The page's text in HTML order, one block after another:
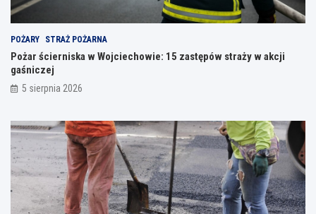
POŻARY STRAŻ POŻARNA
Pożar ścierniska w Wojciechowie: 15 zastępów straży w akcji
gaśniczej
5 sierpnia 2026